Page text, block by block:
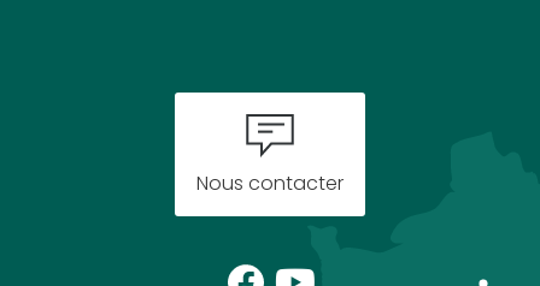
Nous contacter